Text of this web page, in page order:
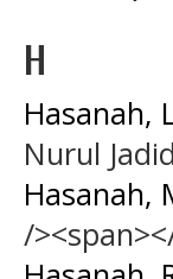
H
Hasanah,
Nurul
Hasanah,
/